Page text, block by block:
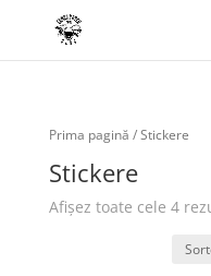
Prima pagină / Stickere
Stickere
Afișez toate cele 4